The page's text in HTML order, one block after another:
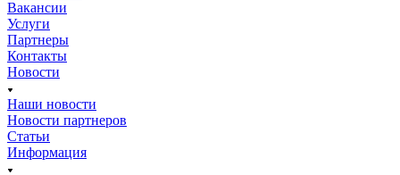
Вакансии
Услуги
Партнеры
Контакты
Новости
Наши новости
Новости партнеров
Статьи
Информация